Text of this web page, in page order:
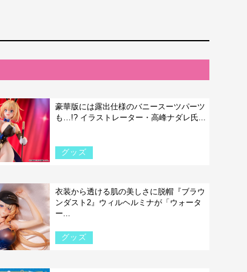
豪華版には露出仕様のバニースーツパーツ
も…!? イラストレーター・高峰ナダレ氏...
グッズ
衣装から透ける肌の美しさに脱帽『ブラウ
ンダスト2』ウィルヘルミナが「ウォータ
ー...
グッズ